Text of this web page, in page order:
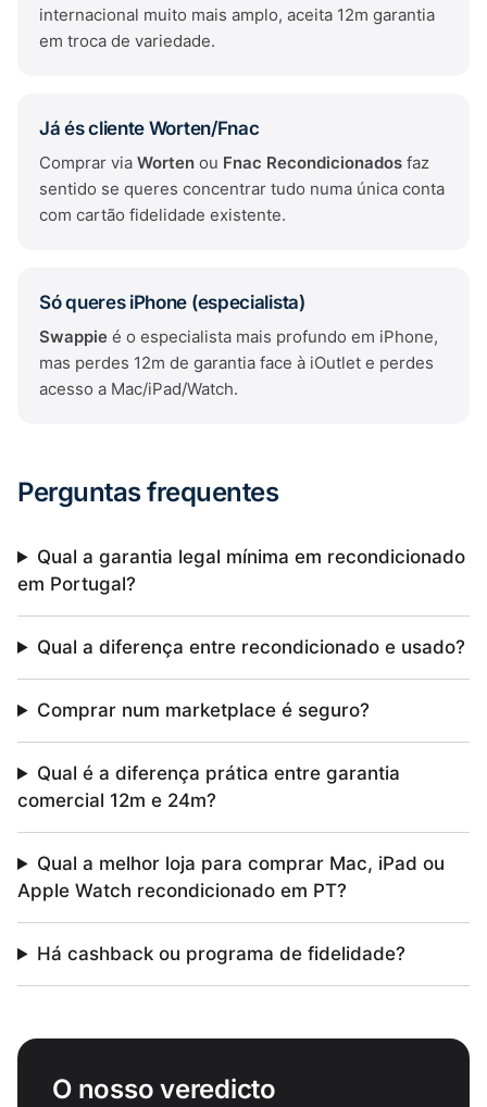
internacional muito mais amplo, aceita 12m garantia
em troca de variedade.
Já és cliente Worten/Fnac
Comprar via Worten ou Fnac Recondicionados faz
sentido se queres concentrar tudo numa única conta
com cartão fidelidade existente.
Só queres iPhone (especialista)
Swappie é o especialista mais profundo em iPhone,
mas perdes 12m de garantia face à iOutlet e perdes
acesso a Mac/iPad/Watch.
Perguntas frequentes
Qual a garantia legal mínima em recondicionado
em Portugal?
Qual a diferença entre recondicionado e usado?
Comprar num marketplace é seguro?
Qual é a diferença prática entre garantia
comercial 12m e 24m?
Qual a melhor loja para comprar Mac, iPad ou
Apple Watch recondicionado em PT?
Há cashback ou programa de fidelidade?
O nosso veredicto